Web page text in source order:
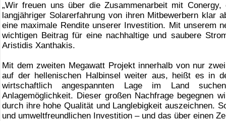
„Wir freuen uns über die Zusammenarbeit mit
langjähriger Solarerfahrung von ihren Mitbewerbern klar
eine maximale Rendite unserer Investition. Mit unserem
wichtigen Beitrag für eine nachhaltige und saubere
Aristidis Xanthakis.
Mit dem zweiten Megawatt Projekt innerhalb von nur
auf der hellenischen Halbinsel weiter aus, heißt es in
wirtschaftlich angespannten Lage im Land
Anlagemöglichkeit. Dieser großen Nachfrage begegnen
durch ihre hohe Qualität und Langlebigkeit auszeichnen.
und umweltfreundlichen Investition – und das über einen